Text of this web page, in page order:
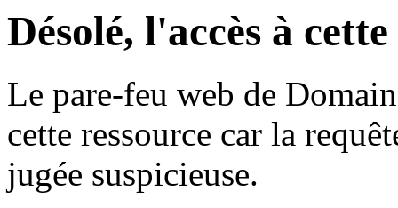
Désolé, l'accès à
Le pare-feu web de
cette ressource car la
jugée suspicieuse.